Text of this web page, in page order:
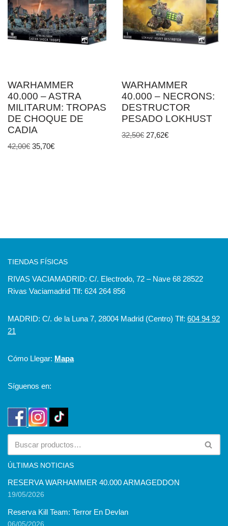
WARHAMMER
40.000 – ASTRA
MILITARUM: TROPAS
DE CHOQUE DE
CADIA
42,00€ 35,70€
WARHAMMER
40.000 – NECRONS:
DESTRUCTOR
PESADO LOKHUST
32,50€ 27,62€
TIENDAS FÍSICAS
RIVAS VACIAMADRID: C/. Electrodo, 72 – Nave 68 28522
Rivas Vaciamadrid Tlf: 624 264 856
MADRID: C/. de la Luna 7, 28004 Madrid (Centro) Tlf: 604 94 92
21
Cómo Llegar: Mapa
Síguenos en:
ÚLTIMAS NOTICIAS
RESERVA WARHAMMER 40.000 ARMAGEDDON
19/05/2026
Reserva Kill Team: Terror En Devlan
06/05/2026